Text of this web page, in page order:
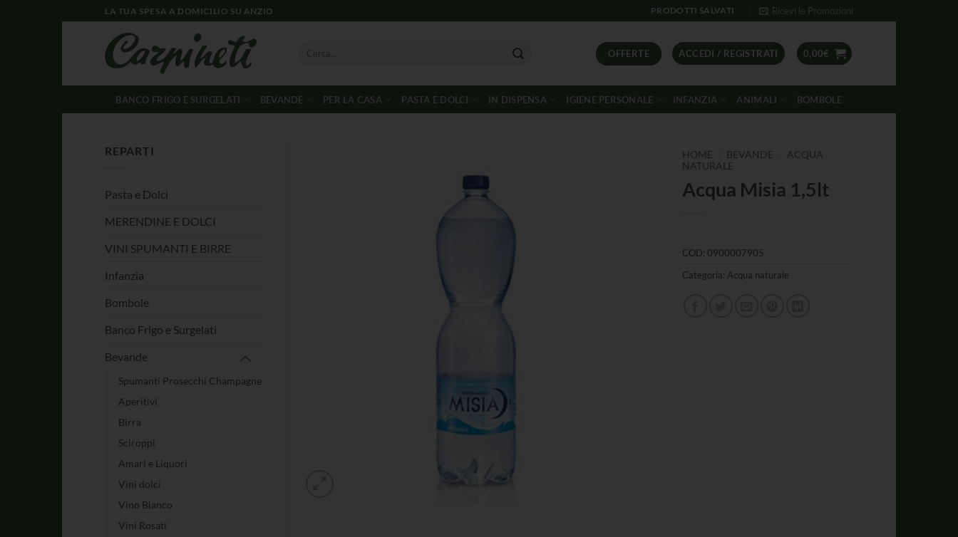
LA TUA SPESA A DOMICILIO SU ANZIO PRODOTTI SALVATI Ricevi le Promozioni
OFFERTE ACCEDI / REGISTRATI 0,00€
BANCO FRIGO E SURGELATI BEVANDE PER LA CASA PASTA E DOLCI IN DISPENSA IGIENE PERSONALE INFANZIA ANIMALI BOMBOLE
HOME BEVANDE
ACQUA
NATURALE
Acqua Misia 1,5lt
COD: 0900007905
Categoria: Acqua naturale
REPARTI
Pasta e Dolci
MERENDINE E DOLCI
VINI SPUMANTI E BIRRE
Infanzia
Bombole
Banco Frigo e Surgelati
Bevande
Spumanti Prosecchi Champagne
Aperitivi
Birra
Sciroppi
Amari e Liquori
Vini dolci
Vino Bianco
Vini Rosati